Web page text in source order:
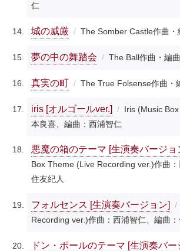
仁
城の威厳 The Somber Castle作曲・
夢の中の舞踏会 The Ball作曲・編
真実の町 The True Folsense作曲・
iris [オルゴールver.] Iris (Music
本良喜、編曲：西浦智仁
悪魔の箱のテーマ [生演奏バージョ
Box Theme (Live Recording ver.)作曲：
住友紀人
フォルセンス [生演奏バージョン]
Recording ver.)作曲：西浦智仁、編曲：
ドン・ポールのテーマ [生演奏バー